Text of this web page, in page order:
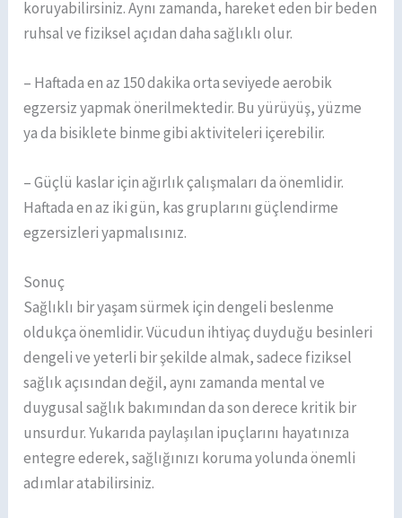
koruyabilirsiniz. Aynı zamanda, hareket eden bir beden
ruhsal ve fiziksel açıdan daha sağlıklı olur.
– Haftada en az 150 dakika orta seviyede aerobik
egzersiz yapmak önerilmektedir. Bu yürüyüş, yüzme
ya da bisiklete binme gibi aktiviteleri içerebilir.
– Güçlü kaslar için ağırlık çalışmaları da önemlidir.
Haftada en az iki gün, kas gruplarını güçlendirme
egzersizleri yapmalısınız.
Sonuç
Sağlıklı bir yaşam sürmek için dengeli beslenme
oldukça önemlidir. Vücudun ihtiyaç duyduğu besinleri
dengeli ve yeterli bir şekilde almak, sadece fiziksel
sağlık açısından değil, aynı zamanda mental ve
duygusal sağlık bakımından da son derece kritik bir
unsurdur. Yukarıda paylaşılan ipuçlarını hayatınıza
entegre ederek, sağlığınızı koruma yolunda önemli
adımlar atabilirsiniz.